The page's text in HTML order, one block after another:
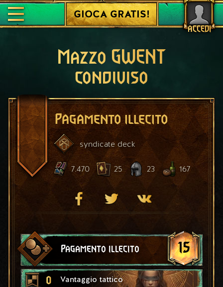
ACCEDI
GIOCA GRATIS!
Mazzo GWENT
condiviso
Pagamento illecito
syndicate deck
7.470 25 23 167
Pagamento illecito 15
0 Vantaggio tattico